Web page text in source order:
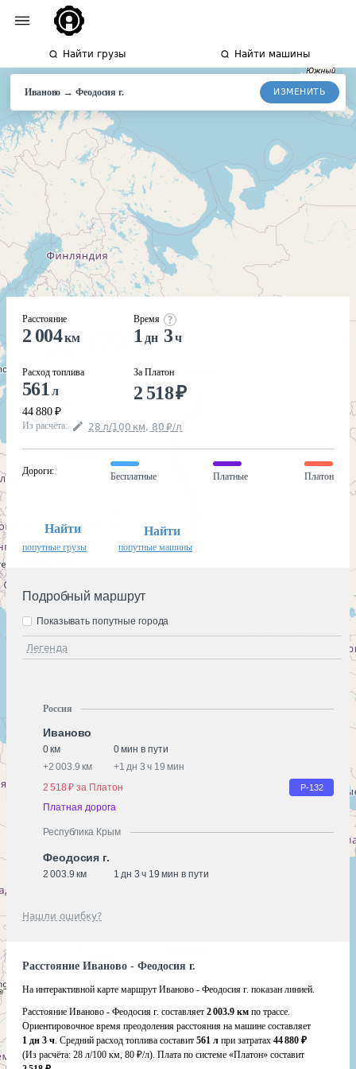
Найти грузы Найти машины
Иваново →Феодосияг. ИЗМЕНИТЬ
Расстояние
2 004км
Расход топлива
561 л
44 880 ₽
Время
1 дн 3ч
За Платон
2 518₽
Из расчёта: 28 л/100 км, 80 ₽/л
Дороги:
Бесплатные Платные Платон
Найти
попутные грузы
Найти
попутные машины
Подробный маршрут
Легенда
Показывать попутные города
Россия
Иваново
0 км
0 мин в пути
+2 003.9 км +1 дн 3 ч 19 мин
2 518 ₽ за Платон
Р-132
Платная дорога
Республика Крым
Феодосия г.
2 003.9 км 1 дн 3 ч 19 мин в пути
Нашли ошибку?
Расстояние Иваново - Феодосия г.
На интерактивной карте маршрут Иваново - Феодосия г. показан линией.
Расстояние Иваново - Феодосия г. составляет 2 003.9 км по трассе.
Ориентировочное время преодоления расстояния на машине составляет
1 дн 3 ч. Средний расход топлива составит 561 л при затратах 44 880 ₽
(Из расчёта: 28 л/100 км, 80 ₽/л). Плата по системе «Платон» составит